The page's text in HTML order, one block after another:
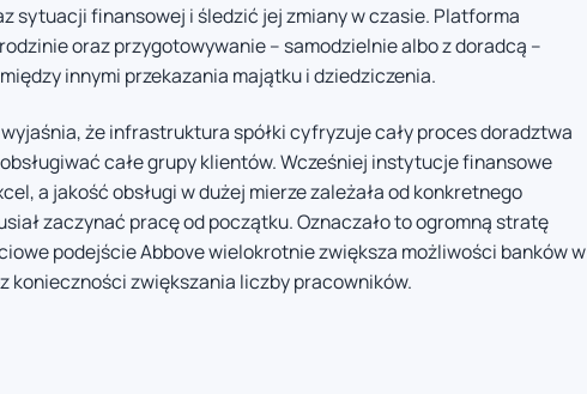
sytuacji finansowej i śledzić jej zmiany w czasie. Platforma
oraz przygotowywanie – samodzielnie albo z doradcą –
innymi przekazania majątku i dziedziczenia.
że infrastruktura spółki cyfryzuje cały proces doradztwa
całe grupy klientów. Wcześniej instytucje finansowe
a jakość obsługi w dużej mierze zależała od konkretnego
zaczynać pracę od początku. Oznaczało to ogromną stratę
podejście Abbove wielokrotnie zwiększa możliwości banków w
konieczności zwiększania liczby pracowników.